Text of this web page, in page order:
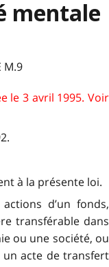
mentale
M.9
le 3 avril 1995. Voir
à la présente loi.
d’un fonds,
transférable dans
ou une société, ou
acte de transfert